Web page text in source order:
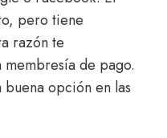
pero tiene
razón te
de pago.
opción en las